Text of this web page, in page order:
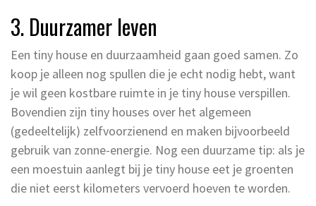
3. Duurzamer leven
Een tiny house en duurzaamheid gaan goed samen. Zo
koop je alleen nog spullen die je echt nodig hebt, want
je wil geen kostbare ruimte in je tiny house verspillen.
Bovendien zijn tiny houses over het algemeen
(gedeeltelijk) zelfvoorzienend en maken bijvoorbeeld
gebruik van zonne-energie. Nog een duurzame tip: als je
een moestuin aanlegt bij je tiny house eet je groenten
die niet eerst kilometers vervoerd hoeven te worden.